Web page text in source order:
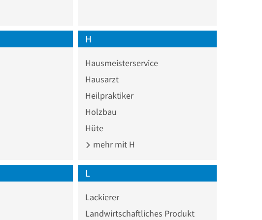
H
Hausmeisterservice
Hausarzt
Heilpraktiker
Holzbau
Hüte
mehr mit H
L
Lackierer
Landwirtschaftliches Produkt